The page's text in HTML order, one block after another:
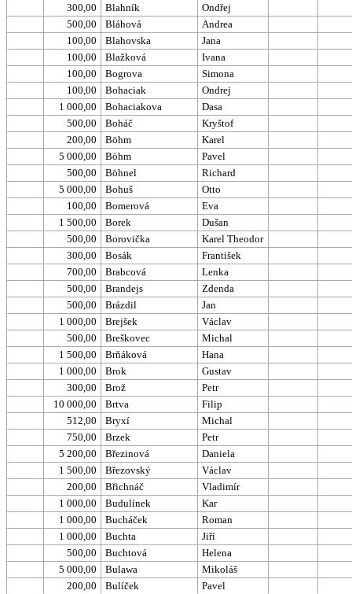
300,00
Blahník
Ondřej
500,00
Bláhová
Andrea
100,00
Blahovska
Jana
100,00
Blažková
Ivana
100,00
Bogrova
Simona
100,00
Bohaciak
Ondrej
1 000,00
Bohaciakova
Dasa
500,00
Boháč
Kryštof
200,00
Böhm
Karel
5 000,00
Böhm
Pavel
500,00
Böhnel
Richard
5 000,00
Bohuš
Otto
100,00
Bomerová
Eva
1 500,00
Borek
Dušan
500,00
Borovička
Karel Theodor
300,00
Bosák
František
700,00
Brabcová
Lenka
500,00
Brandejs
Zdenda
500,00
Brázdil
Jan
1 000,00
Brejšek
Václav
500,00
Breškovec
Michal
1 500,00
Brňáková
Hana
1 000,00
Brok
Gustav
300,00
Brož
Petr
10 000,00
Brtva
Filip
512,00
Bryxí
Michal
750,00
Brzek
Petr
5 200,00
Březinová
Daniela
1 500,00
Březovský
Václav
200,00
Břichnáč
Vladimír
1 000,00
Budulínek
Kar
1 000,00
Bucháček
Roman
1 000,00
Buchta
Jiří
500,00
Buchtová
Helena
5 000,00
Bulawa
Mikoláš
200,00
Bulíček
Pavel